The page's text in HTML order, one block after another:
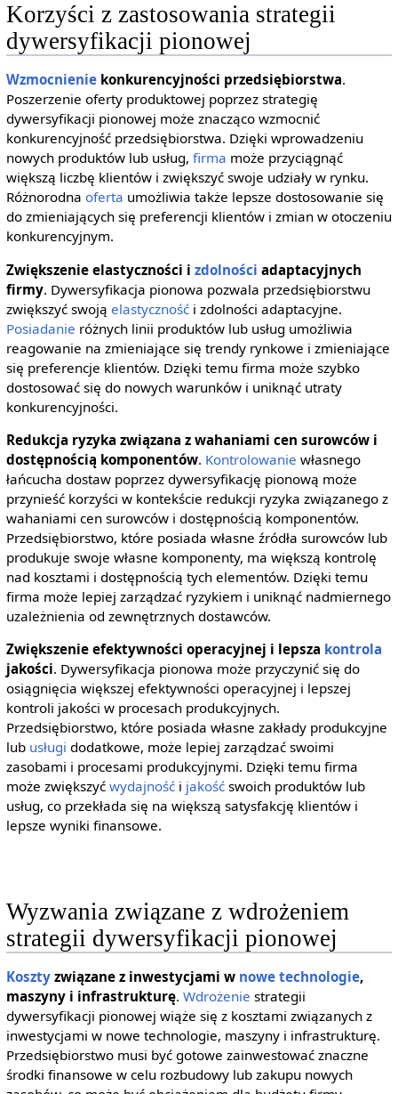
Korzyści z zastosowania strategii
dywersyfikacji pionowej
Wzmocnieniekonkurencyjności przedsiębiorstwa.
Poszerzenie oferty produktowej poprzez strategię
dywersyfikacji pionowej może znacząco wzmocnić
konkurencyjność przedsiębiorstwa. Dzięki wprowadzeniu
nowych produktów lub usług, firma może przyciągnąć
większą liczbę klientów i zwiększyć swoje udziały w rynku.
Różnorodna oferta umożliwia także lepsze dostosowanie się
do zmieniających się preferencji klientów i zmian w otoczeniu
konkurencyjnym.
Zwiększenie elastyczności i zdolności adaptacyjnych
firmy. Dywersyfikacja pionowa pozwala przedsiębiorstwu
zwiększyć swoją elastycznośći zdolności adaptacyjne.
Posiadanie różnych linii produktów lub usług umożliwia
reagowanie na zmieniające się trendy rynkowe i zmieniające
się preferencje klientów. Dzięki temu firma może szybko
dostosować się do nowych warunków i uniknąć utraty
konkurencyjności.
Redukcja ryzyka związana z wahaniami cen surowców i
dostępnością komponentów. Kontrolowanie własnego
łańcucha dostaw poprzez dywersyfikację pionową może
przynieść korzyści w kontekście redukcji ryzyka związanego z
wahaniami cen surowców i dostępnością komponentów.
Przedsiębiorstwo, które posiada własne źródła surowców lub
produkuje swoje własne komponenty, ma większą kontrolę
nad kosztami i dostępnością tych elementów. Dzięki temu
firma może lepiej zarządzać ryzykiem i uniknąć nadmiernego
uzależnienia od zewnętrznych dostawców.
Zwiększenie efektywności operacyjnej i lepsza kontrola
jakości. Dywersyfikacja pionowa może przyczynić się do
osiągnięcia większej efektywności operacyjnej i lepszej
kontroli jakości w procesach produkcyjnych.
Przedsiębiorstwo, które posiada własne zakłady produkcyjne
lub usługi dodatkowe, może lepiej zarządzać swoimi
zasobami i procesami produkcyjnymi. Dzięki temu firma
może zwiększyć wydajnośći jakośćswoich produktów lub
usług, co przekłada się na większą satysfakcję klientów i
lepsze wyniki finansowe.
Wyzwania związane z wdrożeniem
strategii dywersyfikacji pionowej
Kosztyzwiązane z inwestycjami w nowe technologie,
maszyny i infrastrukturę. Wdrożenie strategii
dywersyfikacji pionowej wiąże się z kosztami związanych z
inwestycjami w nowe technologie, maszyny i infrastrukturę.
Przedsiębiorstwo musi być gotowe zainwestować znaczne
środki finansowe w celu rozbudowy lub zakupu nowych